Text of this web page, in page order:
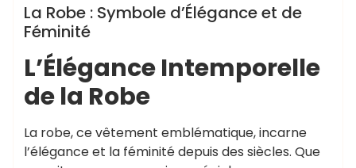
La Robe : Symbole d’Élégance et de
Féminité
L’Élégance Intemporelle
de la Robe
La robe, ce vêtement emblématique, incarne
l’élégance et la féminité depuis des siècles. Que